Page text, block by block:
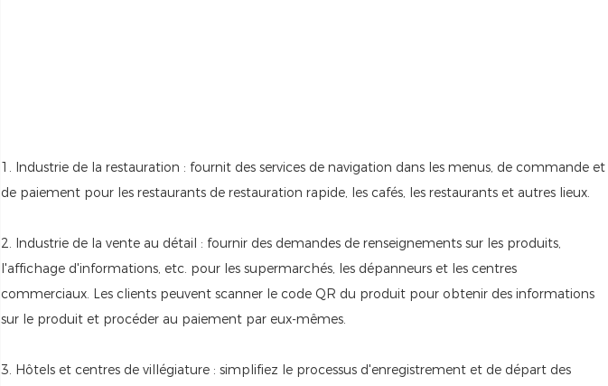
1. Industrie de la restauration : fournit des services de navigation dans les menus, de commande et
de paiement pour les restaurants de restauration rapide, les cafés, les restaurants et autres lieux.
2. Industrie de la vente au détail : fournir des demandes de renseignements sur les produits,
l'affichage d'informations, etc. pour les supermarchés, les dépanneurs et les centres
commerciaux. Les clients peuvent scanner le code QR du produit pour obtenir des informations
sur le produit et procéder au paiement par eux-mêmes.
3. Hôtels et centres de villégiature : simplifiez le processus d'enregistrement et de départ des